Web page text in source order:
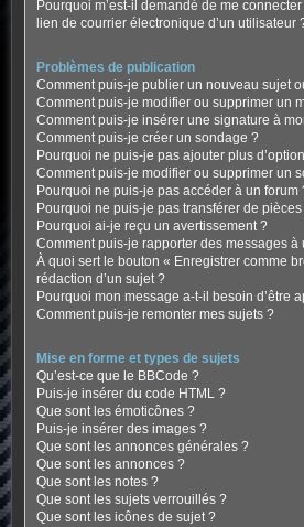
Pourquoi m’est-il demandé de me
lien de courrier électronique d’un utilisateur
Problèmes de publication
Comment puis-je publier un nouveau sujet
Comment puis-je modifier ou supprimer un
Comment puis-je insérer une signature à
Comment puis-je créer un sondage ?
Pourquoi ne puis-je pas ajouter plus
Comment puis-je modifier ou supprimer un
Pourquoi ne puis-je pas accéder à un forum
Pourquoi ne puis-je pas transférer de
Pourquoi ai-je reçu un avertissement ?
Comment puis-je rapporter des messages à
À quoi sert le bouton « Enregistrer comme
rédaction d’un sujet ?
Pourquoi mon message a-t-il besoin d’être
Comment puis-je remonter mes sujets ?
Mise en forme et types de sujets
Qu’est-ce que le BBCode ?
Puis-je insérer du code HTML ?
Que sont les émoticônes ?
Puis-je insérer des images ?
Que sont les annonces générales ?
Que sont les annonces ?
Que sont les notes ?
Que sont les sujets verrouillés ?
Que sont les icônes de sujet ?